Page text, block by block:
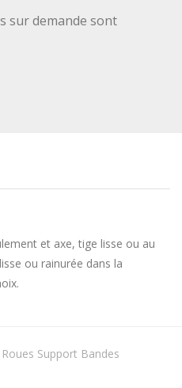
sur demande sont
et axe, tige lisse ou au
ou rainurée dans la
Roues Support Bandes